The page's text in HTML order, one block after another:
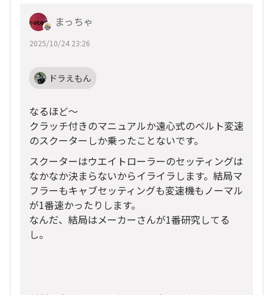
まっちゃ
2025/10/24 23:26
ドラえもん
なるほど〜
クラッチ付きのマニュアルか遠心式のベルト変速
のスクーターしか乗ったことないです。
スクーターはウエイトローラーのセッティングは
なかなか決まらないからイライラします。結局マ
フラーもキャブセッティングも変速機もノーマル
が1番速かったりします。
なんだ、結局はメーカーさんが1番研究してる
し。